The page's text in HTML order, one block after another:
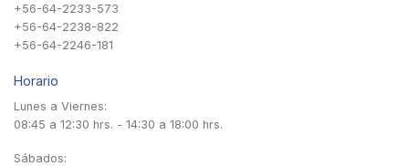
+56-64-2233-573
+56-64-2238-822
+56-64-2246-181
Horario
Lunes a Viernes:
08:45 a 12:30 hrs. - 14:30 a 18:00 hrs.
Sábados: